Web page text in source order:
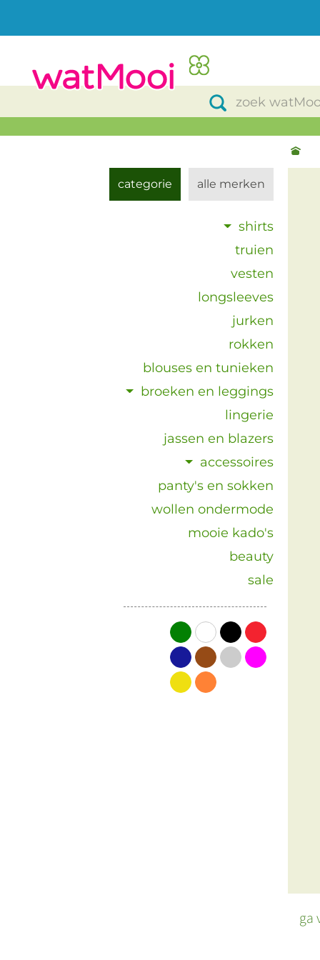
categorie
shirts
truien
vesten
longsleeves
jurken
rokken
blouses en tunieken
broeken en leggings
lingerie
jassen en blazers
accessoires
panty's en sokken
wollen ondermode
mooie kado's
beauty
sale
groenwit zwartrood
blauwbruingrijsroze
geeloranje
alle merken
ga